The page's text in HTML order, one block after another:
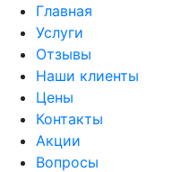
Главная
Услуги
Отзывы
Наши клиенты
Цены
Контакты
Акции
Вопросы